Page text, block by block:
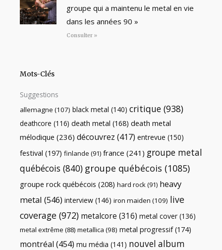
groupe qui a maintenu le metal en vie
dans les années 90 »
Consulter »
Mots-Clés
Suggestions
allemagne (107) black metal (140) critique (938)
deathcore (116) death metal (168) death metal
mélodique (236) découvrez (417) entrevue (150)
festival (197) finlande (91) france (241) groupe metal
québécois (840) groupe québécois (1085)
groupe rock québécois (208) hard rock(91) heavy
metal (546) interview (146) iron maiden (109) live
coverage (972) metalcore (316) metal cover (136)
metal extrême (88) metallica (98) metal progressif(174)
montréal (454) mu média (141) nouvel album